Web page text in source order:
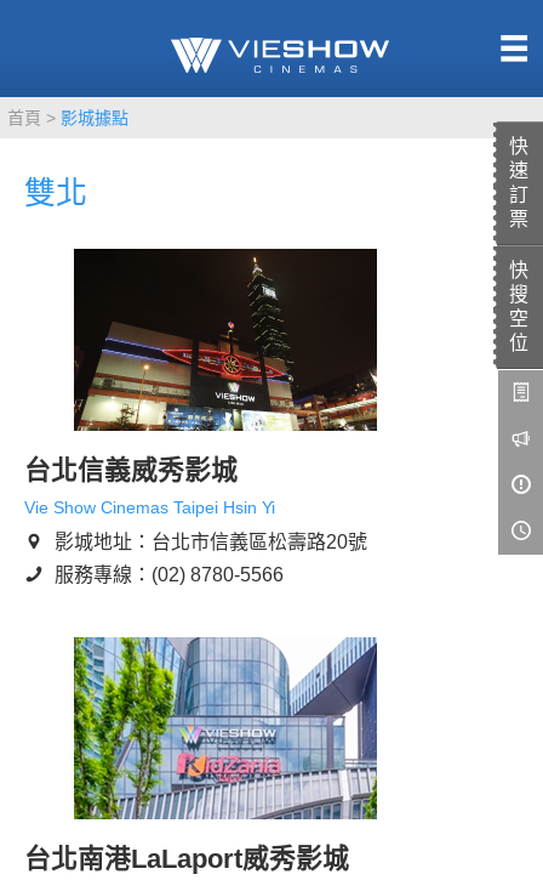
快
速
訂
票
快
搜
空
位
首頁 影城據點
雙北
台北信義威秀影城
Vie Show Cinemas Taipei Hsin Yi
影城地址：台北市信義區松壽路20號
服務專線：(02) 8780-5566
台北南港LaLaport威秀影城
IMAX
4DX
VR 演唱會
GOLD CLASS
AD口述影像
影城公告
影城活動
中獎名單
合作夥伴
商家介紹
加入iShow